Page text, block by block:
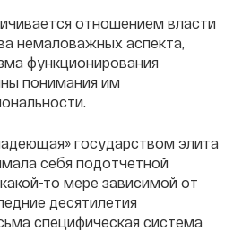
отношением власти
немаловажных аспекта,
функционирования
понимания им
государством элита
себя подотчетной
то мере зависимой от
десятилетия
специфическая система